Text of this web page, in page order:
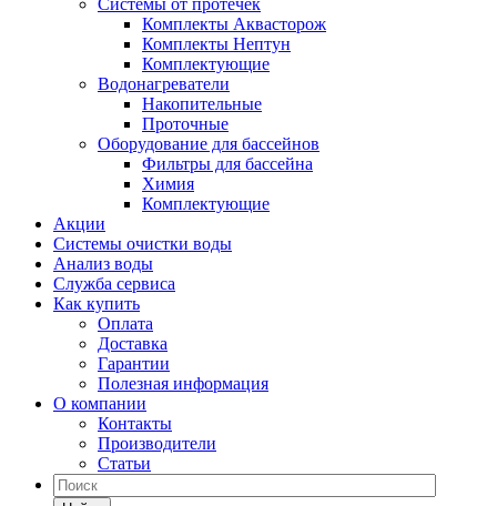
Системы от протечек
Комплекты Аквасторож
Комплекты Нептун
Комплектующие
Водонагреватели
Накопительные
Проточные
Оборудование для бассейнов
Фильтры для бассейна
Химия
Комплектующие
Акции
Системы очистки воды
Анализ воды
Служба сервиса
Как купить
Оплата
Доставка
Гарантии
Полезная информация
О компании
Контакты
Производители
Статьи